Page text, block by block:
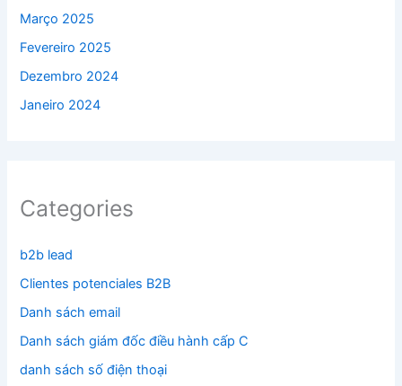
Março 2025
Fevereiro 2025
Dezembro 2024
Janeiro 2024
Categories
b2b lead
Clientes potenciales B2B
Danh sách email
Danh sách giám đốc điều hành cấp C
danh sách số điện thoại